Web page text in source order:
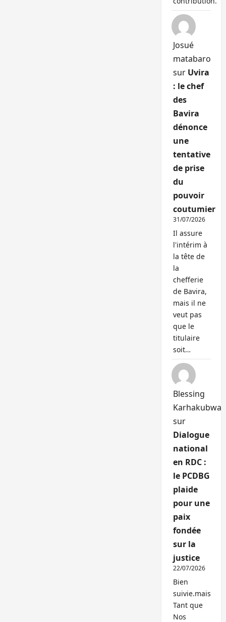
Josué
matabaro
sur Uvira
: le chef
des
Bavira
dénonce
une
tentative
de prise
du
pouvoir
coutumier
31/07/2026
Il assure
l'intérim à
la tête de
la
chefferie
de Bavira,
mais il ne
veut pas
que le
titulaire
soit…
Blessing
Karhakubwa
sur
Dialogue
national
en RDC :
le PCDBG
plaide
pour une
paix
fondée
sur la
justice
22/07/2026
Bien
suivie.mais
Tant que
Nos